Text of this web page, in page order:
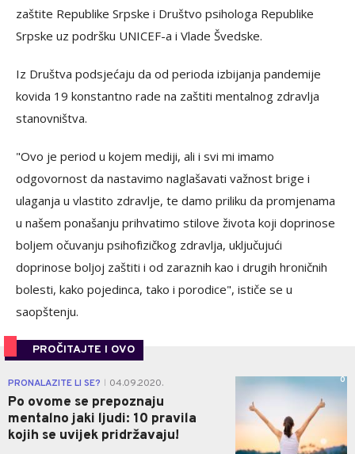
zaštite Republike Srpske i Društvo psihologa Republike
Srpske uz podršku UNICEF-a i Vlade Švedske.
Iz Društva podsjećaju da od perioda izbijanja pandemije
kovida 19 konstantno rade na zaštiti mentalnog zdravlja
stanovništva.
"Ovo je period u kojem mediji, ali i svi mi imamo
odgovornost da nastavimo naglašavati važnost brige i
ulaganja u vlastito zdravlje, te damo priliku da promjenama
u našem ponašanju prihvatimo stilove života koji doprinose
boljem očuvanju psihofizičkog zdravlja, uključujući
doprinose boljoj zaštiti i od zaraznih kao i drugih hroničnih
bolesti, kako pojedinca, tako i porodice", ističe se u
saopštenju.
PROČITAJTE I OVO
PRONALAZITE LI SE? 04.09.2020.
Po ovome se prepoznaju
mentalno jaki ljudi: 10 pravila
kojih se uvijek pridržavaju!
0